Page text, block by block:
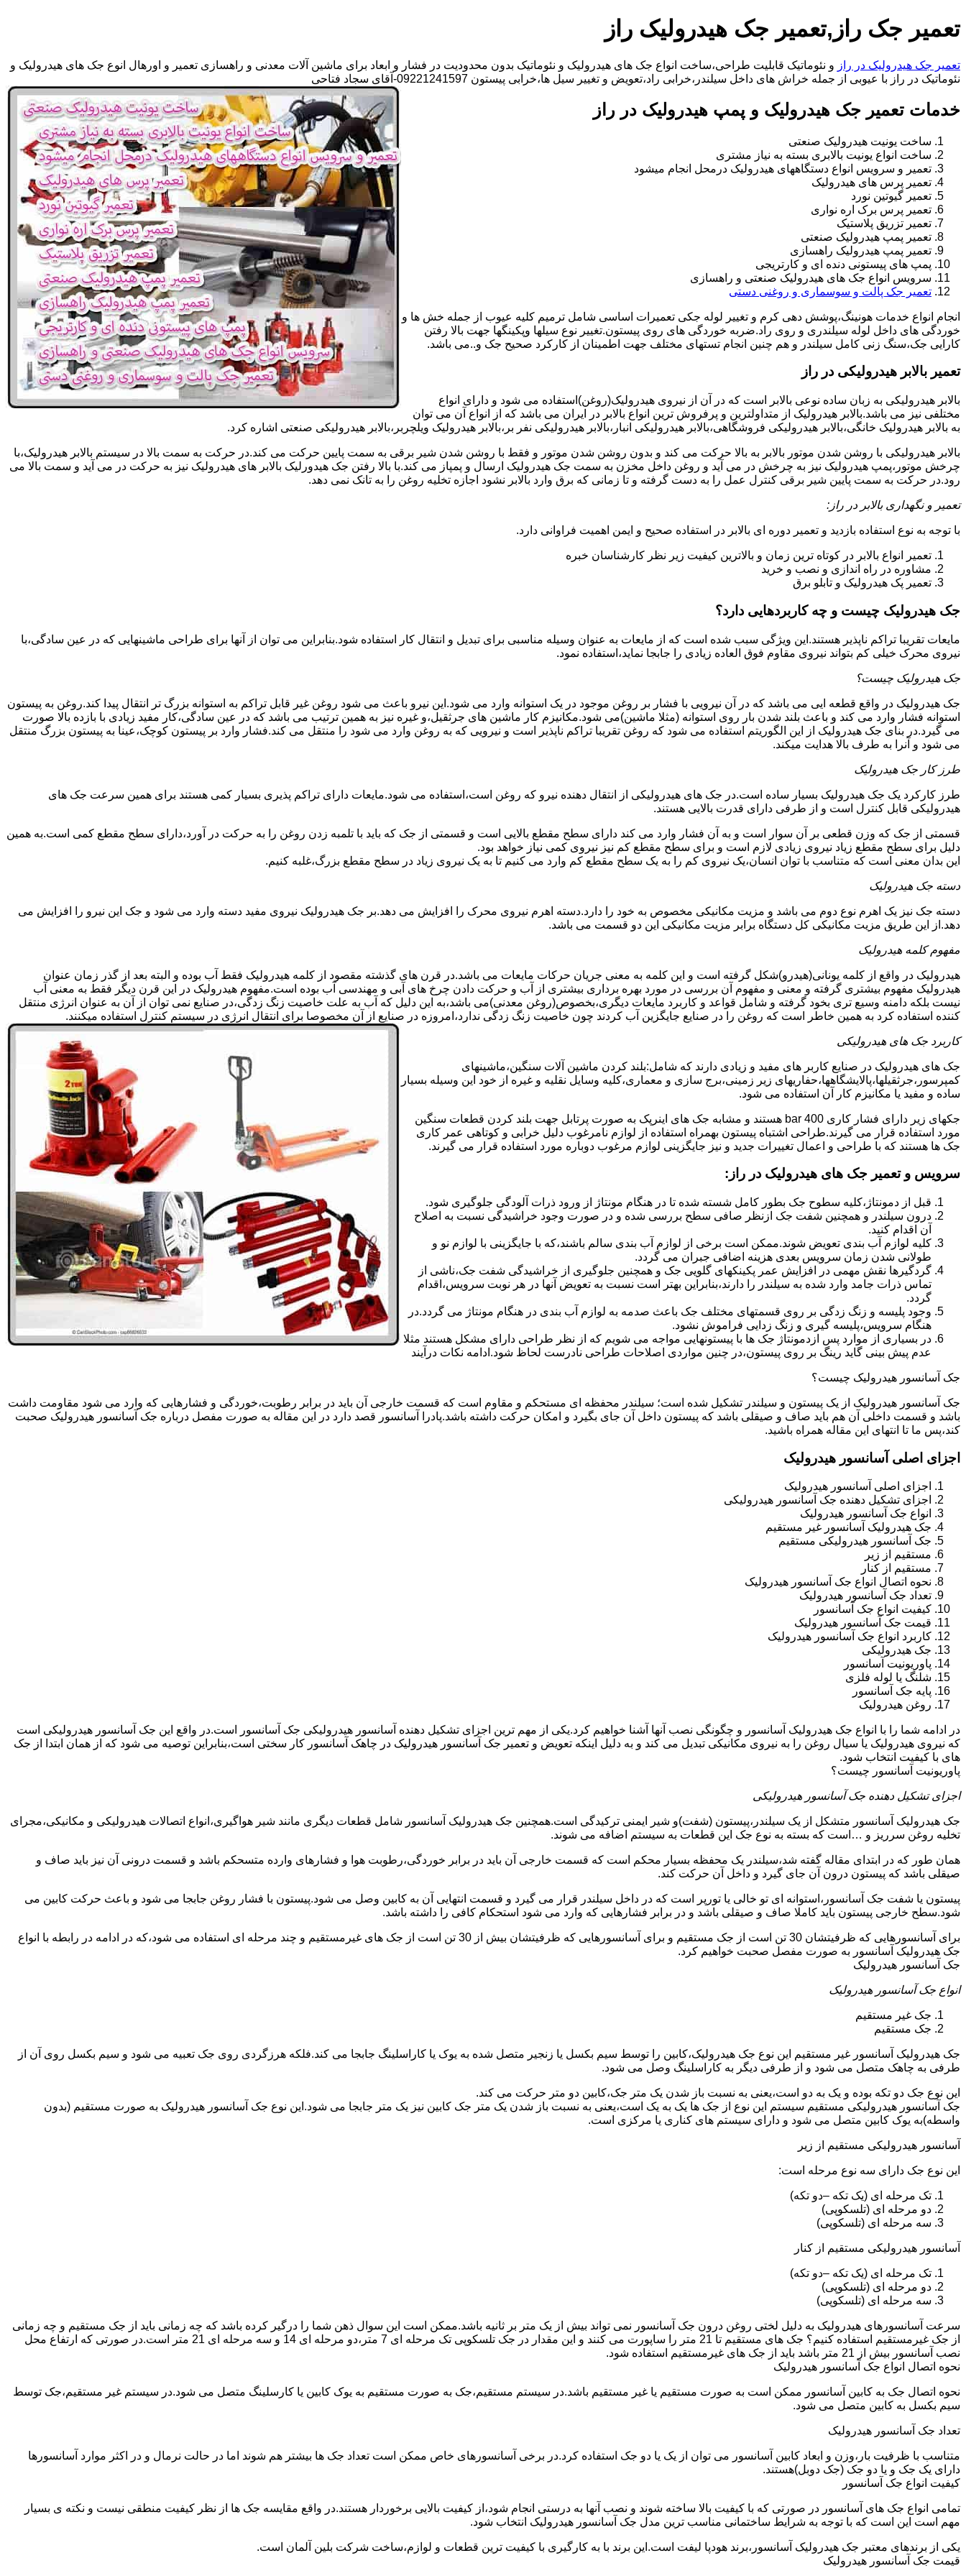
تعمیر جک راز,تعمیر جک هیدرولیک راز
تعمیر جک هیدرولیک در راز و نئوماتیک قابلیت طراحی،ساخت انواع جک های هیدرولیک و نئوماتیک بدون محدودیت در فشار و ابعاد برای ماشین آلات معدنی و راهسازی تعمیر و اورهال انوع جک های هیدرولیک و
نئوماتیک در راز با عیوبی از جمله خراش های داخل سیلندر،خرابی راد،تعویض و تغییر سیل ها،خرابی پیستون 09221241597-آقای سجاد فتاحی
خدمات تعمیر جک هیدرولیک و پمپ هیدرولیک در راز
ساخت یونیت هیدرولیک صنعتی
ساخت انواع یونیت بالابری بسته به نیاز مشتری
تعمیر و سرویس انواع دستگاههای هیدرولیک درمحل انجام میشود
تعمیر پرس های هیدرولیک
تعمیر گیوتین نورد
تعمیر پرس برک اره نواری
تعمیر تزریق پلاستیک
تعمیر پمپ هیدرولیک صنعتی
تعمیر پمپ هیدرولیک راهسازی
پمپ های پیستونی دنده ای و کارتریجی
سرویس انواع جک های هیدرولیک صنعتی و راهسازی
تعمیر جک پالت و سوسماری و روغنی دستی
انجام انواع خدمات هونینگ،پوشش دهی کرم و تغییر لوله جکی تعمیرات اساسی شامل ترمیم کلیه عیوب از جمله خش ها و
خوردگی های داخل لوله سیلندری و روی راد.ضربه خوردگی های روی پیستون.تغییر نوع سیلها وپکینگها جهت بالا رفتن
کارایی جک،سنگ زنی کامل سیلندر و هم چنین انجام تستهای مختلف جهت اطمینان از کارکرد صحیح جک و..می باشد.
تعمیر بالابر هیدرولیکی در راز
بالابر هیدرولیکی به زبان ساده نوعی بالابر است که در آن از نیروی هیدرولیک(روغن)استفاده می شود و دارای انواع
مختلفی نیز می باشد.بالابر هیدرولیک از متداولترین و پرفروش ترین انواع بالابر در ایران می باشد که از انواع آن می توان
به بالابر هیدرولیک خانگی،بالابر هیدرولیکی فروشگاهی،بالابر هیدرولیکی انبار،بالابر هیدرولیکی نفر بر،بالابر هیدرولیک ویلچربر،بالابر هیدرولیکی صنعتی اشاره کرد.
بالابر هیدرولیکی با روشن شدن موتور بالابر به بالا حرکت می کند و بدون روشن شدن موتور و فقط با روشن شدن شیر برقی به سمت پایین حرکت می کند.در حرکت به سمت بالا در سیستم بالابر هیدرولیک،با
چرخش موتور،پمپ هیدرولیک نیز به چرخش در می آید و روغن داخل مخزن به سمت جک هیدرولیک ارسال و پمپاز می کند.با بالا رفتن جک هیدورلیک بالابر های هیدرولیک نیز به حرکت در می آید و سمت بالا می
رود.در حرکت به سمت پایین شیر برقی کنترل عمل را به دست گرفته و تا زمانی که برق وارد بالابر نشود اجازه تخلیه روغن را به تانک نمی دهد.
تعمیر و نگهداری بالابر در راز:
با توجه به نوع استفاده بازدید و تعمیر دوره ای بالابر در استفاده صحیح و ایمن اهمیت فراوانی دارد.
تعمیر انواع بالابر در کوتاه ترین زمان و بالاترین کیفیت زیر نظر کارشناسان خبره
مشاوره در راه اندازی و نصب و خرید
تعمیر پک هیدرولیک و تابلو برق
جک هیدرولیک چیست و چه کاربردهایی دارد؟
مایعات تقریبا تراکم ناپذیر هستند.این ویژگی سبب شده است که از مایعات به عنوان وسیله مناسبی برای تبدیل و انتقال کار استفاده شود.بنابراین می توان از آنها برای طراحی ماشینهایی که در عین سادگی،با
نیروی محرک خیلی کم بتواند نیروی مقاوم فوق العاده زیادی را جابجا نماید،استفاده نمود.
جک هیدرولیک چیست؟
جک هیدرولیک در واقع قطعه ایی می باشد که در آن نیرویی با فشار بر روغن موجود در یک استوانه وارد می شود.این نیرو باعث می شود روغن غیر قابل تراکم به استوانه بزرگ تر انتقال پیدا کند.روغن به پیستون
استوانه فشار وارد می کند و باعث بلند شدن بار روی استوانه (مثلا ماشین)می شود.مکانیزم کار ماشین های جرثقیل،و غیره نیز به همین ترتیب می باشد که در عین سادگی،کار مفید زیادی با بازده بالا صورت
می گیرد.در بنای جک هیدرولیک از این الگوریتم استفاده می شود که روغن تقریبا تراکم ناپذیر است و نیرویی که به روغن وارد می شود را منتقل می کند.فشار وارد بر پیستون کوچک،عینا به پیستون بزرگ منتقل
می شود و آنرا به طرف بالا هدایت میکند.
طرز کار جک هیدرولیک
طرز کارکرد یک جک هیدرولیک بسیار ساده است.در جک های هیدرولیکی از انتقال دهنده نیرو که روغن است،استفاده می شود.مایعات دارای تراکم پذیری بسیار کمی هستند برای همین سرعت جک های
هیدرولیکی قابل کنترل است و از طرفی دارای قدرت بالایی هستند.
قسمتی از جک که وزن قطعی بر آن سوار است و به آن فشار وارد می کند دارای سطح مقطع بالایی است و قسمتی از جک که باید با تلمبه زدن روغن را به حرکت در آورد،دارای سطح مقطع کمی است.به همین
دلیل برای سطح مقطع زیاد نیروی زیادی لازم است و برای سطح مقطع کم نیز نیروی کمی نیاز خواهد بود.
این بدان معنی است که متناسب با توان انسان،یک نیروی کم را به یک سطح مقطع کم وارد می کنیم تا به یک نیروی زیاد در سطح مقطع بزرگ،غلبه کنیم.
دسته جک هیدرولیک
دسته جک نیز یک اهرم نوع دوم می باشد و مزیت مکانیکی مخصوص به خود را دارد.دسته اهرم نیروی محرک را افزایش می دهد.بر جک هیدرولیک نیروی مفید دسته وارد می شود و جک این نیرو را افزایش می
دهد.از این طریق مزیت مکانیکی کل دستگاه برابر مزیت مکانیکی این دو قسمت می باشد.
مفهوم کلمه هیدرولیک
هیدرولیک در واقع از کلمه یونانی(هیدرو)شکل گرفته است و این کلمه به معنی جریان حرکات مایعات می باشد.در قرن های گذشته مقصود از کلمه هیدرولیک فقط آب بوده و البته بعد از گذر زمان عنوان
هیدرولیک مفهوم بیشتری گرفته و معنی و مفهوم آن بررسی در مورد بهره برداری بیشتری از آب و حرکت دادن چرخ های آبی و مهندسی آب بوده است.مفهوم هیدرولیک در این قرن دیگر فقط به معنی آب
نیست بلکه دامنه وسیع تری بخود گرفته و شامل قواعد و کاربرد مایعات دیگری،بخصوص(روغن معدنی)می باشد،به این دلیل که آب به علت خاصیت زنگ زدگی،در صنایع نمی توان از آن به عنوان انرژی منتقل
کننده استفاده کرد به همین خاطر است که روغن را در صنایع جایگزین آب کردند چون خاصیت زنگ زدگی ندارد،امروزه در صنایع از آن مخصوصا برای انتقال انرژی در سیستم کنترل استفاده میکنند.
کاربرد جک های هیدرولیکی
جک های هیدرولیک در صنایع کاربر های مفید و زیادی دارند که شامل:بلند کردن ماشین آلات سنگین،ماشینهای
کمپرسور،جرثقیلها،پالایشگاهها،حفاریهای زیر زمینی،برج سازی و معماری،کلیه وسایل نقلیه و غیره از خود این وسیله بسیار
ساده و مفید یا مکانیزم کار آن استفاده می شود.
جکهای زیر دارای فشار کاری 400 bar هستند و مشابه جک های اینرپک به صورت پرتابل جهت بلند کردن قطعات سنگین
مورد استفاده قرار می گیرند.طراحی اشتباه پیستون بهمراه استفاده از لوازم نامرغوب دلیل خرابی و کوتاهی عمر کاری
جک ها هستند که با طراحی و اعمال تغییرات جدید و نیز جایگزینی لوازم مرغوب دوباره مورد استفاده قرار می گیرند.
سرویس و تعمیر جک های هیدرولیک در راز :
قبل از دمونتاژ،کلیه سطوح جک بطور کامل شسته شده تا در هنگام مونتاژ از ورود ذرات آلودگی جلوگیری شود.
درون سیلندر و همچنین شفت جک ازنظر صافی سطح بررسی شده و در صورت وجود خراشیدگی نسبت به اصلاح
آن اقدام کنید.
کلیه لوازم آب بندی تعویض شوند.ممکن است برخی از لوازم آب بندی سالم باشند،که با جایگزینی با لوازم نو و
طولانی شدن زمان سرویس بعدی هزینه اضافی جبران می گردد.
گردگیرها نقش مهمی در افزایش عمر پکینکهای گلویی جک و همچنین جلوگیری از خراشیدگی شفت جک،ناشی از
تماس ذرات جامد وارد شده به سیلندر را دارند،بنابراین بهتر است نسبت به تعویض آنها در هر نوبت سرویس،اقدام
گردد.
وجود پلیسه و زنگ زدگی بر روی قسمتهای مختلف جک باعث صدمه به لوازم آب بندی در هنگام مونتاژ می گردد.در
هنگام سرویس،پلیسه گیری و زنگ زدایی فراموش نشود.
در بسیاری از موارد پس ازدمونتاژ جک ها با پیستونهایی مواجه می شویم که از نظر طراحی دارای مشکل هستند مثلا
عدم پیش بینی گاید رینگ بر روی پیستون،در چنین مواردی اصلاحات طراحی نادرست لحاظ شود.ادامه نکات درآیند
جک آسانسور هیدرولیک چیست؟
جک آسانسور هیدرولیک از یک پیستون و سیلندر تشکیل شده است؛ سیلندر محفظه ای مستحکم و مقاوم است که قسمت خارجی آن باید در برابر رطوبت،خوردگی و فشارهایی که وارد می شود مقاومت داشت
باشد و قسمت داخلی آن هم باید صاف و صیقلی باشد که پیستون داخل آن جای بگیرد و امکان حرکت داشته باشد.پادرا آسانسور قصد دارد در این مقاله به صورت مفصل درباره جک آسانسور هیدرولیک صحبت
کند،پس ما تا انتهای این مقاله همراه باشید.
اجزای اصلی آسانسور هیدرولیک
اجزای اصلی آسانسور هیدرولیک
اجزای تشکیل دهنده جک آسانسور هیدرولیکی
انواع جک آسانسور هیدرولیک
جک هیدرولیک آسانسور غیر مستقیم
جک آسانسور هیدرولیکی مستقیم
مستقیم از زیر
مستقیم از کنار
نحوه اتصال انواع جک آسانسور هیدرولیک
تعداد جک آسانسور هیدرولیک
کیفیت انواع جک آسانسور
قیمت جک آسانسور هیدرولیک
کاربرد انواع جک آسانسور هیدرولیک
جک هیدرولیکی
پاوریونیت آسانسور
شلنگ یا لوله فلزی
پایه جک آسانسور
روغن هیدرولیک
در ادامه شما را با انواع جک هیدرولیک آسانسور و چگونگی نصب آنها آشنا خواهیم کرد.یکی از مهم ترین اجزای تشکیل دهنده آسانسور هیدرولیکی جک آسانسور است.در واقع این جک آسانسور هیدرولیکی است
که نیروی هیدرولیک یا سیال روغن را به نیروی مکانیکی تبدیل می کند و به دلیل اینکه تعویض و تعمیر جک آسانسور هیدرولیک در چاهک آسانسور کار سختی است،بنابراین توصیه می شود که از همان ابتدا از جک
های با کیفیت انتخاب شود.
پاوریونیت آسانسور چیست؟
اجزای تشکیل دهنده جک آسانسور هیدرولیکی
جک هیدرولیک آسانسور متشکل از یک سیلندر،پیستون (شفت)و شیر ایمنی ترکیدگی است.همچنین جک هیدرولیک آسانسور شامل قطعات دیگری مانند شیر هواگیری،انواع اتصالات هیدرولیکی و مکانیکی،مجرای
تخلیه روغن سرریز و …است که بسته به نوع جک این قطعات به سیستم اضافه می شوند.
همان طور که در ابتدای مقاله گفته شد،سیلندر یک محفظه بسیار محکم است که قسمت خارجی آن باید در برابر خوردگی،رطوبت هوا و فشارهای وارده متسحکم باشد و قسمت درونی آن نیز باید صاف و
صیقلی باشد که پیستون درون آن جای گیرد و داخل آن حرکت کند.
پیستون یا شفت جک آسانسور،استوانه ای تو خالی یا تورپر است که در داخل سیلندر قرار می گیرد و قسمت انتهایی آن به کابین وصل می شود.پیستون با فشار روغن جابجا می شود و باعث حرکت کابین می
شود.سطح خارجی پیستون باید کاملا صاف و صیقلی باشد و در برابر فشارهایی که وارد می شود استحکام کافی را داشته باشد.
برای آسانسورهایی که ظرفیتشان 30 تن است از جک مستقیم و برای آسانسورهایی که ظرفیتشان بیش از 30 تن است از جک های غیرمستقیم و چند مرحله ای استفاده می شود،که در ادامه در رابطه با انواع
جک هیدرولیک آسانسور به صورت مفصل صحبت خواهیم کرد.
جک آسانسور هیدرولیک
انواع جک آسانسور هیدرولیک
جک غیر مستقیم
جک مستقیم
جک هیدرولیک آسانسور غیر مستقیم این نوع جک هیدرولیک،کابین را توسط سیم بکسل یا زنجیر متصل شده به یوک یا کاراسلینگ جابجا می کند.فلکه هرزگردی روی جک تعبیه می شود و سیم بکسل روی آن از
طرفی به چاهک متصل می شود و از طرفی دیگر به کاراسلینگ وصل می شود.
این نوع جک دو تکه بوده و یک به دو است،یعنی به نسبت باز شدن یک متر جک،کابین دو متر حرکت می کند.
جک آسانسور هیدرولیکی مستقیم سیستم این نوع از جک ها یک به یک است،یعنی به نسبت باز شدن یک متر جک کابین نیز یک متر جابجا می شود.این نوع جک آسانسور هیدرولیک به صورت مستقیم (بدون
واسطه)به یوک کابین متصل می شود و دارای سیستم های کناری یا مرکزی است.
آسانسور هیدرولیکی مستقیم از زیر
این نوع جک دارای سه نوع مرحله است:
تک مرحله ای (یک تکه –دو تکه)
دو مرحله ای (تلسکوپی)
سه مرحله ای (تلسکوپی)
آسانسور هیدرولیکی مستقیم از کنار
تک مرحله ای (یک تکه –دو تکه)
دو مرحله ای (تلسکوپی)
سه مرحله ای (تلسکوپی)
سرعت آسانسورهای هیدرولیک به دلیل لختی روغن درون جک آسانسور نمی تواند بیش از یک متر بر ثانیه باشد.ممکن است این سوال ذهن شما را درگیر کرده باشد که چه زمانی باید از جک مستقیم و چه زمانی
از جک غیرمستقیم استفاده کنیم؟ جک های مستقیم تا 21 متر را ساپورت می کنند و این مقدار در جک تلسکوپی تک مرحله ای 7 متر،دو مرحله ای 14 و سه مرحله ای 21 متر است.در صورتی که ارتفاع محل
نصب آسانسور بیش از 21 متر باشد باید از جک های غیرمستقیم استفاده شود.
نحوه اتصال انواع جک آسانسور هیدرولیک
نحوه اتصال جک به کابین آسانسور ممکن است به صورت مستقیم یا غیر مستقیم باشد.در سیستم مستقیم،جک به صورت مستقیم به یوک کابین یا کارسلینگ متصل می شود.در سیستم غیر مستقیم،جک توسط
سیم بکسل به کابین متصل می شود.
تعداد جک آسانسور هیدرولیک
متناسب با ظرفیت بار،وزن و ابعاد کابین آسانسور می توان از یک یا دو جک استفاده کرد.در برخی آسانسورهای خاص ممکن است تعداد جک ها بیشتر هم شوند اما در حالت نرمال و در اکثر موارد آسانسورها
دارای یک جک و یا دو جک (جک دوبل)هستند.
کیفیت انواع جک آسانسور
تمامی انواع جک های آسانسور در صورتی که با کیفیت بالا ساخته شوند و نصب آنها به درستی انجام شود،از کیفیت بالایی برخوردار هستند.در واقع مقایسه جک ها از نظر کیفیت منطقی نیست و نکته ی بسیار
مهم است این است که با توجه به شرایط ساختمانی مناسب ترین مدل جک آسانسور هیدرولیک انتخاب شود.
یکی از برندهای معتبر جک هیدرولیک آسانسور،برند هودپا لیفت است.این برند با به کارگیری با کیفیت ترین قطعات و لوازم،ساخت شرکت بلین آلمان است.
قیمت جک آسانسور هیدرولیک